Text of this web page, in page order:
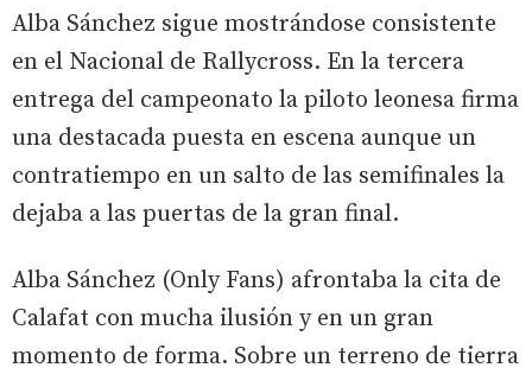
Alba Sánchez sigue mostrándose consistente
en el Nacional de Rallycross. En la tercera
entrega del campeonato la piloto leonesa firma
una destacada puesta en escena aunque un
contratiempo en un salto de las semifinales la
dejaba a las puertas de la gran final.
Alba Sánchez (Only Fans) afrontaba la cita de
Calafat con mucha ilusión y en un gran
momento de forma. Sobre un terreno de tierra